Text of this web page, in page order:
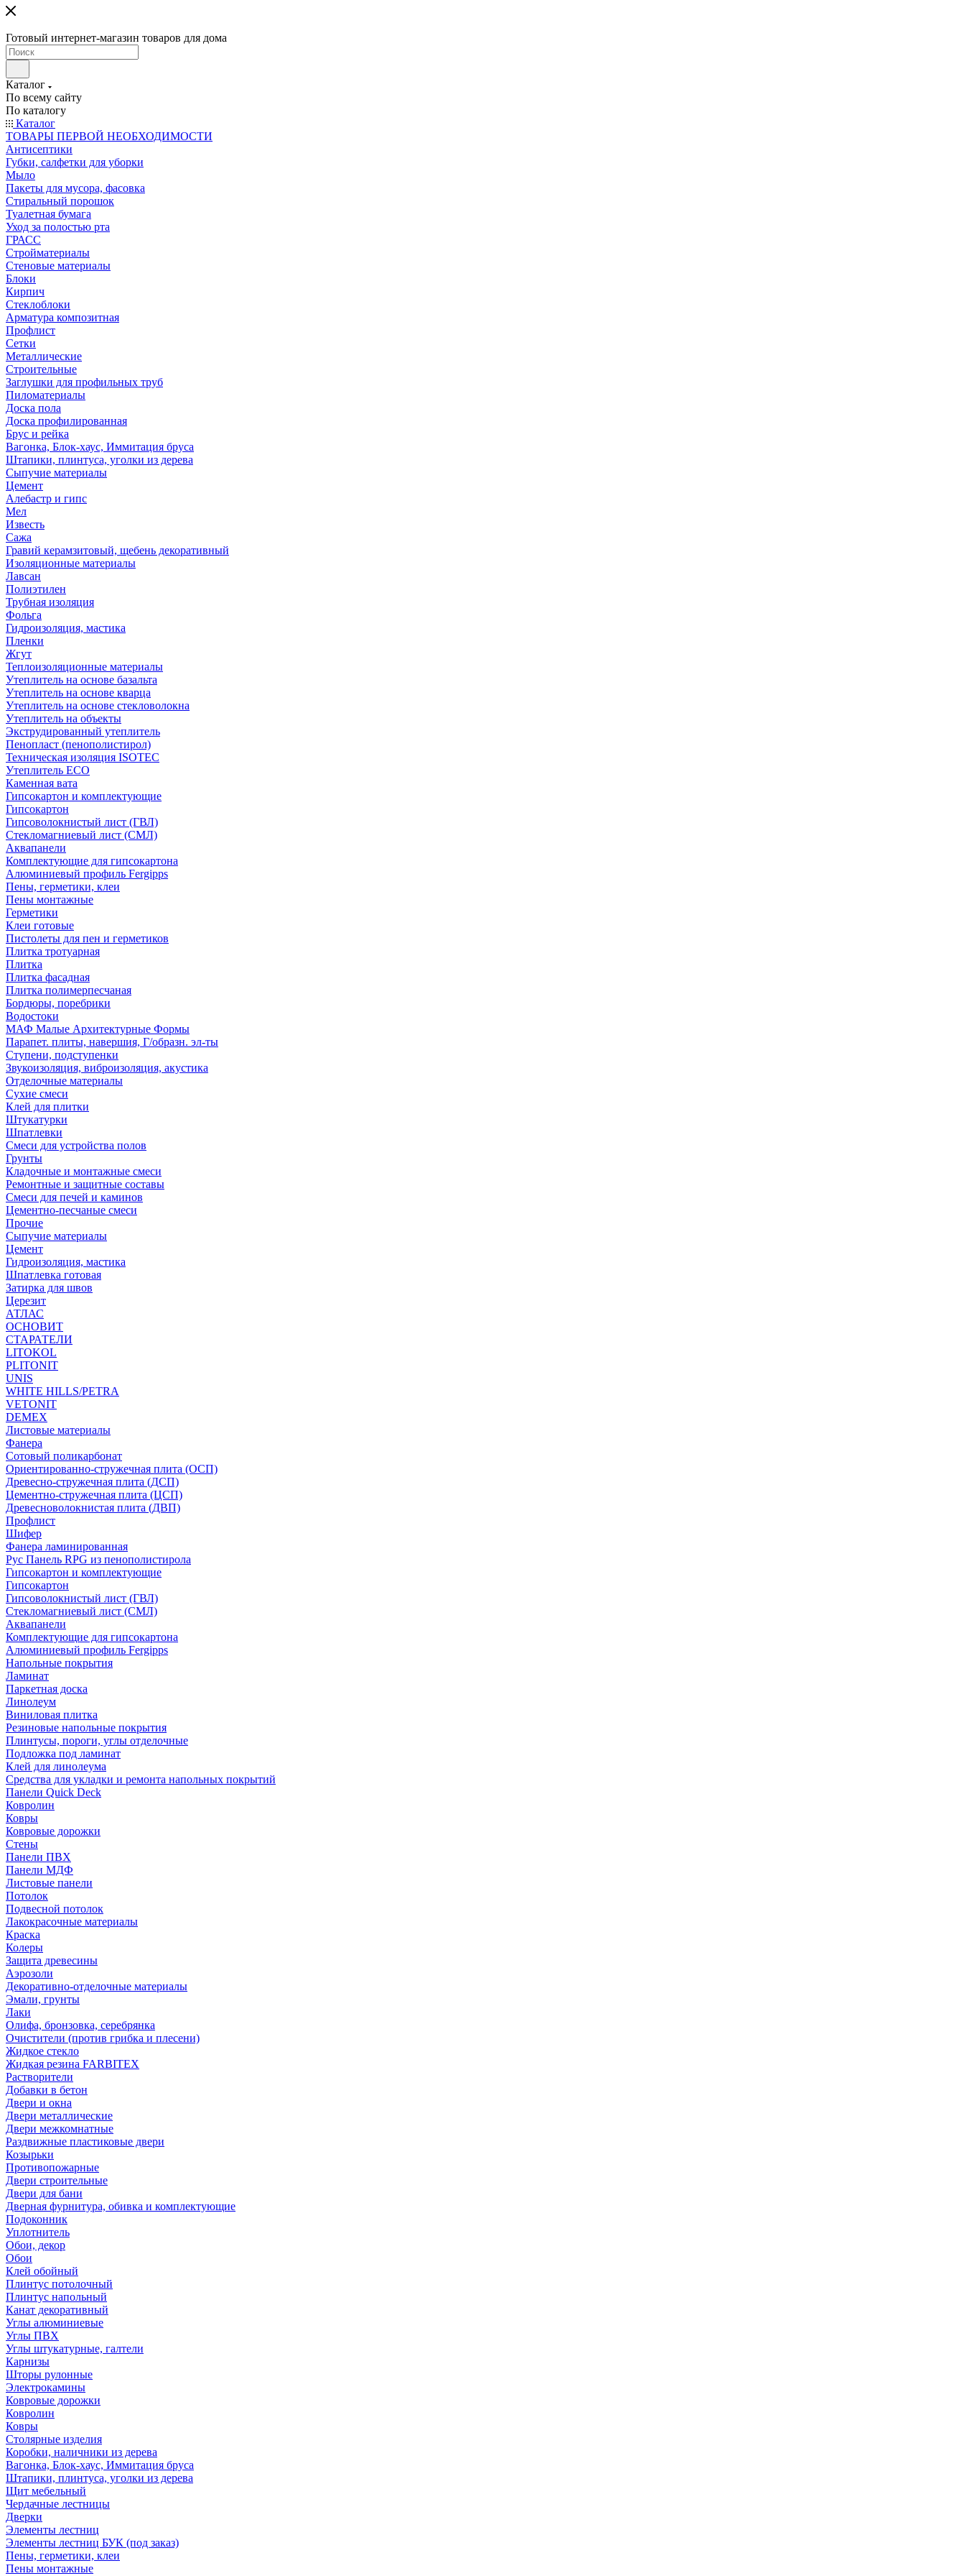
Готовый интернет-магазин товаров для дома
Каталог
По всему сайту
По каталогу
Каталог
ТОВАРЫ ПЕРВОЙ НЕОБХОДИМОСТИ
Антисептики
Губки, салфетки для уборки
Мыло
Пакеты для мусора, фасовка
Стиральный порошок
Туалетная бумага
Уход за полостью рта
ГРАСС
Стройматериалы
Стеновые материалы
Блоки
Кирпич
Стеклоблоки
Арматура композитная
Профлист
Сетки
Металлические
Строительные
Заглушки для профильных труб
Пиломатериалы
Доска пола
Доска профилированная
Брус и рейка
Вагонка, Блок-хаус, Иммитация бруса
Штапики, плинтуса, уголки из дерева
Сыпучие материалы
Цемент
Алебастр и гипс
Мел
Известь
Сажа
Гравий керамзитовый, щебень декоративный
Изоляционные материалы
Лавсан
Полиэтилен
Трубная изоляция
Фольга
Гидроизоляция, мастика
Пленки
Жгут
Теплоизоляционные материалы
Утеплитель на основе базальта
Утеплитель на основе кварца
Утеплитель на основе стекловолокна
Утеплитель на объекты
Экструдированный утеплитель
Пенопласт (пенополистирол)
Техническая изоляция ISOTEC
Утеплитель ECO
Каменная вата
Гипсокартон и комплектующие
Гипсокартон
Гипсоволокнистый лист (ГВЛ)
Стекломагниевый лист (СМЛ)
Аквапанели
Комплектующие для гипсокартона
Алюминиевый профиль Fergipps
Пены, герметики, клеи
Пены монтажные
Герметики
Клеи готовые
Пистолеты для пен и герметиков
Плитка тротуарная
Плитка
Плитка фасадная
Плитка полимерпесчаная
Бордюры, поребрики
Водостоки
МАФ Малые Архитектурные Формы
Парапет. плиты, навершия, Г/образн. эл-ты
Ступени, подступенки
Звукоизоляция, виброизоляция, акустика
Отделочные материалы
Сухие смеси
Клей для плитки
Штукатурки
Шпатлевки
Смеси для устройства полов
Грунты
Кладочные и монтажные смеси
Ремонтные и защитные составы
Смеси для печей и каминов
Цементно-песчаные смеси
Прочие
Сыпучие материалы
Цемент
Гидроизоляция, мастика
Шпатлевка готовая
Затирка для швов
Церезит
АТЛАС
ОСНОВИТ
СТАРАТЕЛИ
LITOKOL
PLITONIT
UNIS
WHITE HILLS/PETRA
VETONIT
DEMEX
Листовые материалы
Фанера
Сотовый поликарбонат
Ориентированно-стружечная плита (ОСП)
Древесно-стружечная плита (ДСП)
Цементно-стружечная плита (ЦСП)
Древесноволокнистая плита (ДВП)
Профлист
Шифер
Фанера ламинированная
Рус Панель RPG из пенополистирола
Гипсокартон и комплектующие
Гипсокартон
Гипсоволокнистый лист (ГВЛ)
Стекломагниевый лист (СМЛ)
Аквапанели
Комплектующие для гипсокартона
Алюминиевый профиль Fergipps
Напольные покрытия
Ламинат
Паркетная доска
Линолеум
Виниловая плитка
Резиновые напольные покрытия
Плинтусы, пороги, углы отделочные
Подложка под ламинат
Клей для линолеума
Средства для укладки и ремонта напольных покрытий
Панели Quick Deck
Ковролин
Ковры
Ковровые дорожки
Стены
Панели ПВХ
Панели МДФ
Листовые панели
Потолок
Подвесной потолок
Лакокрасочные материалы
Краска
Колеры
Защита древесины
Аэрозоли
Декоративно-отделочные материалы
Эмали, грунты
Лаки
Олифа, бронзовка, серебрянка
Очистители (против грибка и плесени)
Жидкое стекло
Жидкая резина FARBITEX
Растворители
Добавки в бетон
Двери и окна
Двери металлические
Двери межкомнатные
Раздвижные пластиковые двери
Козырьки
Противопожарные
Двери строительные
Двери для бани
Дверная фурнитура, обивка и комплектующие
Подоконник
Уплотнитель
Обои, декор
Обои
Клей обойный
Плинтус потолочный
Плинтус напольный
Канат декоративный
Углы алюминиевые
Углы ПВХ
Углы штукатурные, галтели
Карнизы
Шторы рулонные
Электрокамины
Ковровые дорожки
Ковролин
Ковры
Столярные изделия
Коробки, наличники из дерева
Вагонка, Блок-хаус, Иммитация бруса
Штапики, плинтуса, уголки из дерева
Щит мебельный
Чердачные лестницы
Дверки
Элементы лестниц
Элементы лестниц БУК (под заказ)
Пены, герметики, клеи
Пены монтажные